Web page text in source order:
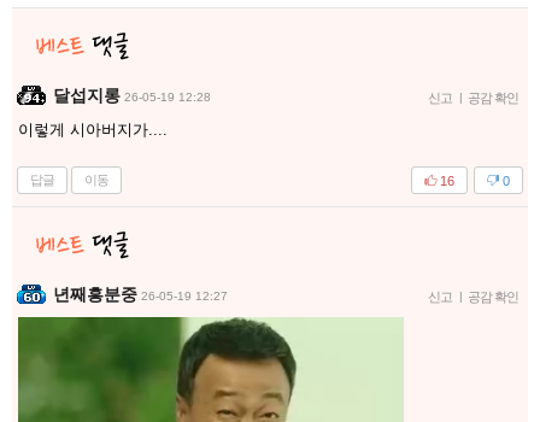
달섭지롱 26-05-19 12:28 신고 | 공감 확인
이렇게 시아버지가....
답글 이동 0
16
년째흥분중 26-05-19 12:27 신고 | 공감 확인